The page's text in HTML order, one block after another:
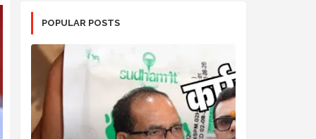
POPULAR POSTS